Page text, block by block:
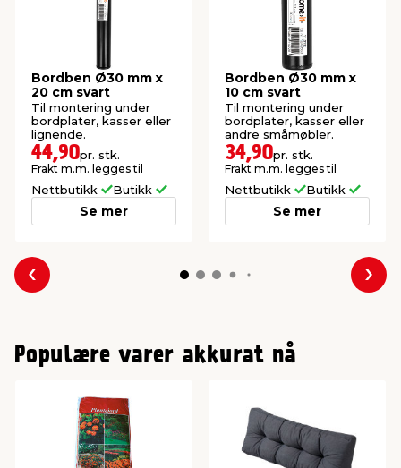
Bordben Ø30 mm x
20 cm svart
Til montering under
bordplater, kasser eller
lignende.
44,90pr. stk.
Frakt m.m. legges til
Nettbutikk Butikk
Se mer
Bordben Ø30 mm x
10 cm svart
Til montering under
bordplater, kasser eller
andre småmøbler.
34,90pr. stk.
Frakt m.m. legges til
Nettbutikk Butikk
Se mer
Forrige
Populære varer akkurat nå